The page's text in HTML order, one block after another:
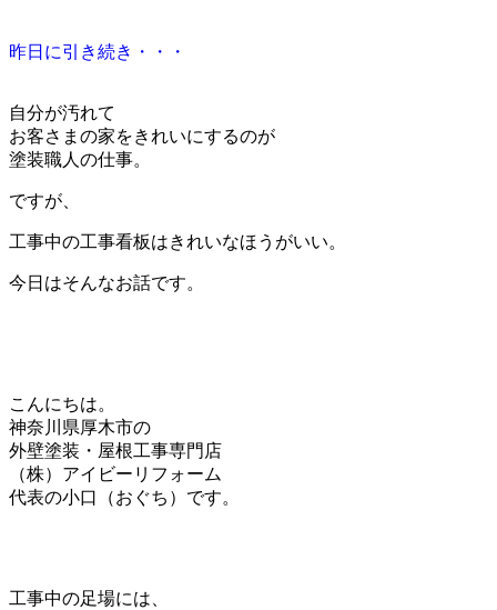
昨日に引き続き・・・
自分が汚れて
お客さまの家をきれいにするのが
塗装職人の仕事。
ですが、
工事中の工事看板はきれいなほうがいい。
今日はそんなお話です。
こんにちは。
神奈川県厚木市の
外壁塗装・屋根工事専門店
（株）アイビーリフォーム
代表の小口（おぐち）です。
工事中の足場には、